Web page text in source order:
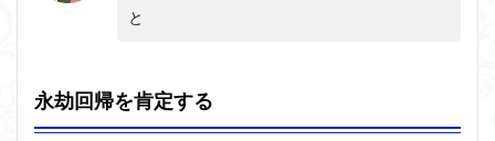
と
永劫回帰を肯定する